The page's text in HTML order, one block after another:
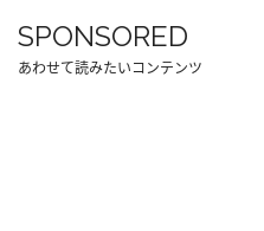
SPONSORED
あわせて読みたいコンテンツ